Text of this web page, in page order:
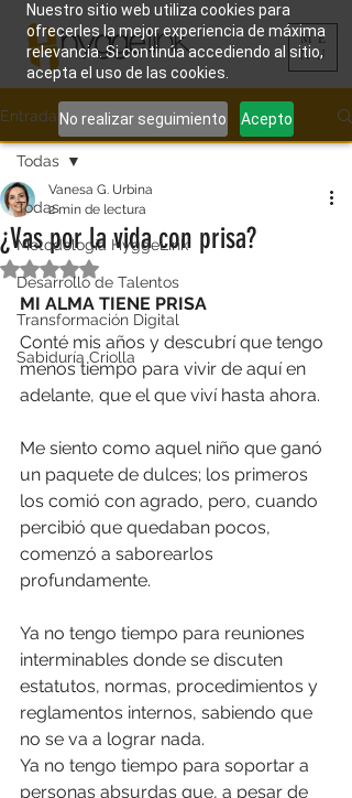
Nuestro sitio web utiliza cookies para
ofrecerles la mejor experiencia de máxima
relevancia. Si continúa accediendo al sitio,
acepta el uso de las cookies.
No realizar seguimiento Acepto
ME
NU
Entrada
Todas
Metodología HyggeLink
Desarrollo de Talentos
Transformación Digital
Sabiduría Criolla
Todas
¿Vas por la vida con prisa?
Vanesa G. Urbina
2 min de lectura
Obtuvo NaN de 5 estrellas.
MI ALMA TIENE PRISA
Conté mis años y descubrí que tengo
menos tiempo para vivir de aquí en
adelante, que el que viví hasta ahora.
Me siento como aquel niño que ganó
un paquete de dulces; los primeros
los comió con agrado, pero, cuando
percibió que quedaban pocos,
comenzó a saborearlos
profundamente.
Ya no tengo tiempo para reuniones
interminables donde se discuten
estatutos, normas, procedimientos y
reglamentos internos, sabiendo que
no se va a lograr nada.
Ya no tengo tiempo para soportar a
personas absurdas que, a pesar de